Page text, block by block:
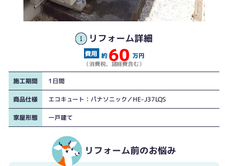
リフォーム詳細
約 60 万円
（消費税、諸経費含む）
施工期間 1日間
商品仕様 エコキュート：パナソニック／HE-J37LQS
家屋形態 一戸建て
リフォーム前のお悩み